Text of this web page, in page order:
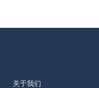
关于我们